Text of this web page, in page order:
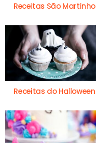
Receitas São Martinho
Receitas do Halloween